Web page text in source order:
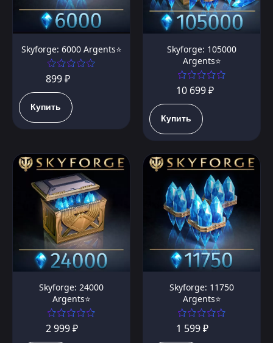
Skyforge: 6000 Argents⭐️
899 ₽
Купить
Skyforge: 105000
Argents⭐️
10 699 ₽
Купить
Skyforge: 24000
Argents⭐️
2 999 ₽
Skyforge: 11750
Argents⭐️
1 599 ₽